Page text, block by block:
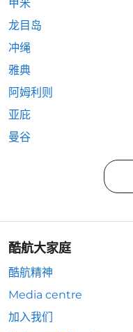
甲米
龙目岛
冲绳
雅典
阿姆利则
亚庇
曼谷
酷航大家庭
酷航精神
Media centre
加入我们